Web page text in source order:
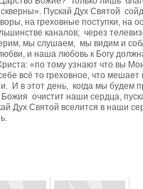
Пускай Дух Святой
на греховные поступки, на
каналов; через
мы слушаем, мы видим и
и наша любовь к Богу
«по тому узнают что вы
всё то греховное, что
И в этот день, когда мы
очистит наши сердца,
Дух Святой вселится в наши